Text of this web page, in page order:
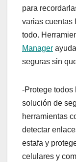
para
varias cuentas
todo.
Manager
seguras sin
-Protege todos
solución de
herramientas
detectar
estafa y
celulares y